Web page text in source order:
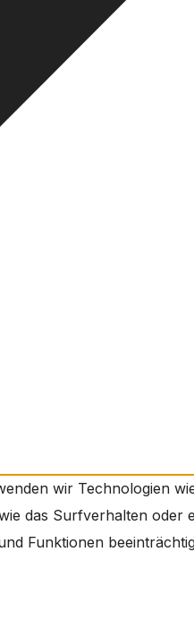
wir Technologien
das Surfverhalten oder
Funktionen